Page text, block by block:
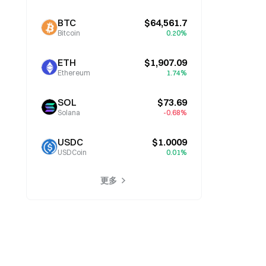
BTC
Bitcoin
$64,561.7
0.20%
ETH
Ethereum
$1,907.09
1.74%
SOL
Solana
$73.69
-0.68%
USDC
USDCoin
$1.0009
0.01%
更多